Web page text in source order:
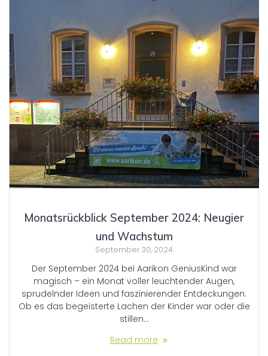
Monatsrückblick September 2024: Neugier
und Wachstum
September 30, 2024
Der September 2024 bei Aarikon GeniusKind war
magisch – ein Monat voller leuchtender Augen,
sprudelnder Ideen und faszinierender Entdeckungen.
Ob es das begeisterte Lachen der Kinder war oder die
stillen…
Read more